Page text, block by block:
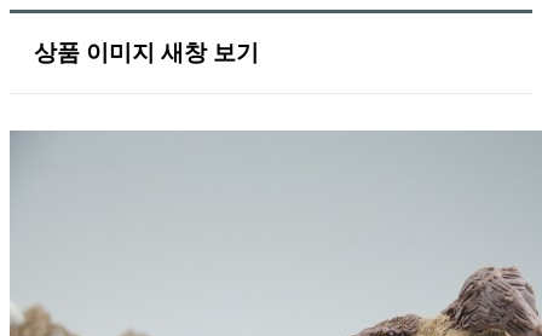
상품 이미지 새창 보기